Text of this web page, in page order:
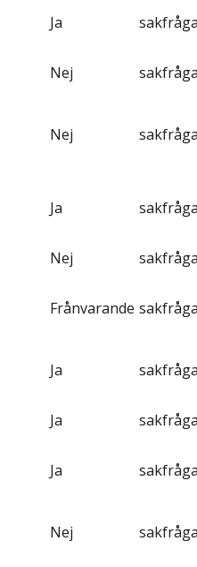
Ja
Nej
Nej
Ja
Nej
Frånvarande
Ja
Ja
Ja
Nej